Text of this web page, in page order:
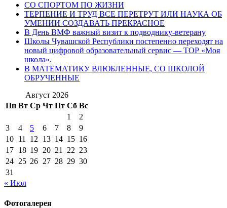
СО СПОРТОМ ПО ЖИЗНИ
ТЕРПЕНИЕ И ТРУД ВСЕ ПЕРЕТРУТ ИЛИ НАУКА ОБ
УМЕНИИ СОЗДАВАТЬ ПРЕКРАСНОЕ
В День ВМФ важный визит к подводнику-ветерану
Школы Чувашской Республики постепенно переходят на
новый цифровой образовательный сервис — ТОР «Моя
школа».
В МАТЕМАТИКУ ВЛЮБЛЕННЫЕ, СО ШКОЛОЙ
ОБРУЧЕННЫЕ
Август 2026
Пн Вт Ср Чт Пт Сб Вс
1
2
3
4 5 6 7 8
9
10 11 12 13 14 15 16
17 18 19 20 21 22 23
24 25 26 27 28 29 30
31
« Июл
Фотогалерея